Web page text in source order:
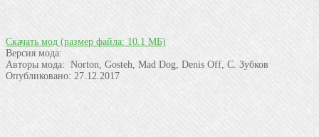
Скачать мод (размер файла: 10.1 МБ)
Версия мода:
Авторы мода: Norton, Gosteh, Mad Dog, Denis Off, С. Зубков
Опубликовано: 27.12.2017